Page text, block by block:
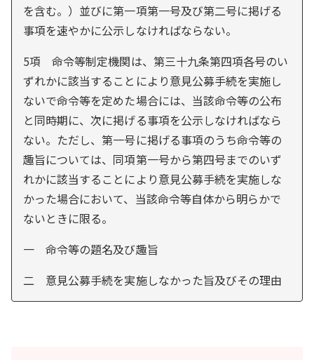
を含む。）並びに第一項第一号及び第二号に掲げる
事項を速やかに公示しなければならない。
5項 命令等制定機関は、第三十九条第四項各号のい
ずれかに該当することにより意見公募手続を実施し
ないで命令等を定めた場合には、当該命令等の公布
と同時期に、次に掲げる事項を公示しなければなら
ない。ただし、第一号に掲げる事項のうち命令等の
趣旨については、同項第一号から第四号までのいず
れかに該当することにより意見公募手続を実施しな
かった場合において、当該命令等自体から明らかで
ないときに限る。
一 命令等の題名及び趣旨
二 意見公募手続を実施しなかった旨及びその理由